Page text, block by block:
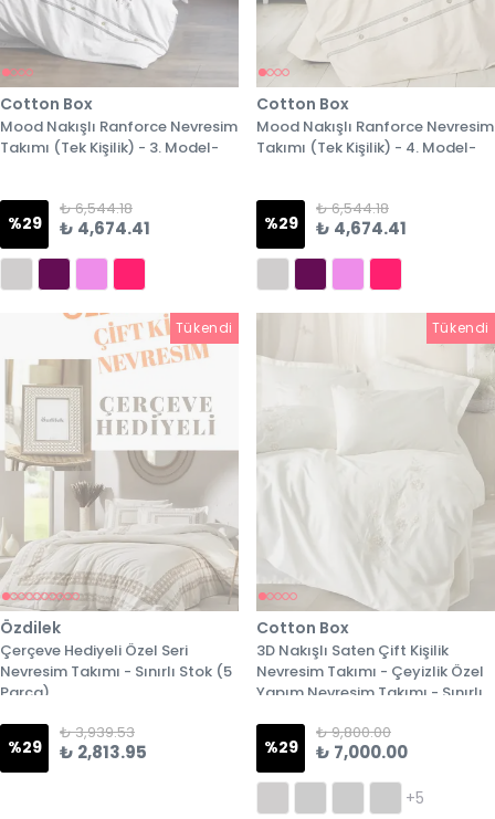
Cotton Box
Mood Nakışlı Ranforce Nevresim
Takımı (Tek Kişilik) - 3. Model-
%29
₺ 6,544.18
₺ 4,674.41
Cotton Box
Mood Nakışlı Ranforce Nevresim
Takımı (Tek Kişilik) - 4. Model-
%29
₺ 6,544.18
₺ 4,674.41
Tükendi Tükendi
Özdilek
Çerçeve Hediyeli Özel Seri
Nevresim Takımı - Sınırlı Stok (5
Parça)
%29
₺ 3,939.53
₺ 2,813.95
Tükendi
Cotton Box
3D Nakışlı Saten Çift Kişilik
Nevresim Takımı - Çeyizlik Özel
Yapım Nevresim Takımı - Sınırlı
%29
₺ 9,800.00
₺ 7,000.00
+5